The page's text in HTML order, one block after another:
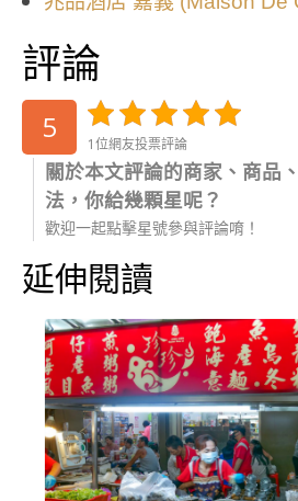
評論
5 1位網友投票評論
關於本文評論的商家、商品
法，你給幾顆星呢？
歡迎一起點擊星號參與評論唷！
延伸閱讀